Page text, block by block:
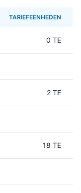
TARIEFEENHEDEN
0 TE
2 TE
18 TE